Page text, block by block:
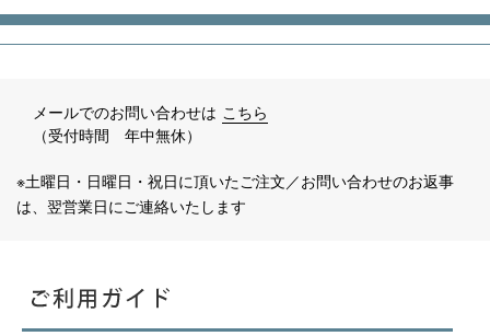
メールでのお問い合わせは こちら
（受付時間 年中無休）
※土曜日・日曜日・祝日に頂いたご注文／お問い合わせのお返事
は、翌営業日にご連絡いたします